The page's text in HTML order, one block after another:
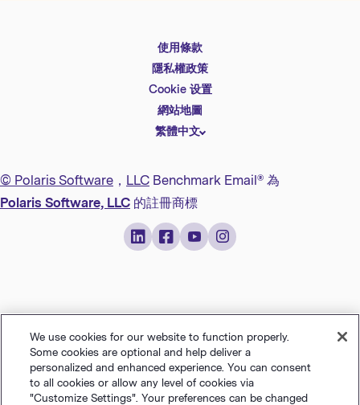
使用條款
隱私權政策
Cookie 设置
網站地圖
繁體中文
English
Español
Deutsch
简体中文
Português (BR)
Français
© Polaris Software ， LLC Benchmark Email® 為
Polaris Software, LLC 的註冊商標
We use cookies for our website to function properly.
Some cookies are optional and help deliver a
personalized and enhanced experience. You can consent
to all cookies or allow any level of cookies via
"Customize Settings". Your preferences can be changed